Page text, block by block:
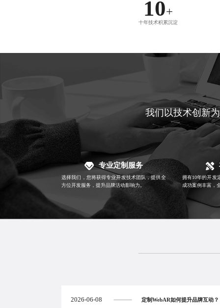
10+
十年技术积累沉淀
我们以技术创新
专业定制服务
选择我们，您将获得专业开发技术团队，提供全
方位开发服务，提升品牌活动影响力。
拥有10年的开发
成功案例丰富，
2026-06-08 定制WebAR如何提升品牌互动？